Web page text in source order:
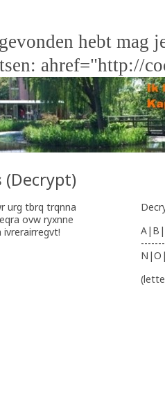
hebt mag
ahref="http://
(Decrypt)
urg tbrq trqnna
ovw ryxnne
ivrerairregvt!